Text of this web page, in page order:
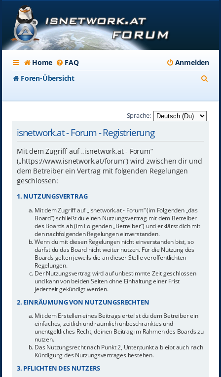
Home FAQ
Anmelden
Foren-Übersicht
Sprache:
isnetwork.at - Forum - Registrierung
Mit dem Zugriff auf „isnetwork.at - Forum“
(„https://www.isnetwork.at/forum“) wird zwischen dir und
dem Betreiber ein Vertrag mit folgenden Regelungen
geschlossen:
1. NUTZUNGSVERTRAG
Mit dem Zugriff auf „isnetwork.at - Forum“ (im Folgenden „das
Board“) schließt du einen Nutzungsvertrag mit dem Betreiber
des Boards ab (im Folgenden „Betreiber“) und erklärst dich mit
den nachfolgenden Regelungen einverstanden.
Wenn du mit diesen Regelungen nicht einverstanden bist, so
darfst du das Board nicht weiter nutzen. Für die Nutzung des
Boards gelten jeweils die an dieser Stelle veröffentlichten
Regelungen.
Der Nutzungsvertrag wird auf unbestimmte Zeit geschlossen
und kann von beiden Seiten ohne Einhaltung einer Frist
jederzeit gekündigt werden.
2. EINRÄUMUNG VON NUTZUNGSRECHTEN
Mit dem Erstellen eines Beitrags erteilst du dem Betreiber ein
einfaches, zeitlich und räumlich unbeschränktes und
unentgeltliches Recht, deinen Beitrag im Rahmen des Boards zu
nutzen.
Das Nutzungsrecht nach Punkt 2, Unterpunkt a bleibt auch nach
Kündigung des Nutzungsvertrages bestehen.
3. PFLICHTEN DES NUTZERS